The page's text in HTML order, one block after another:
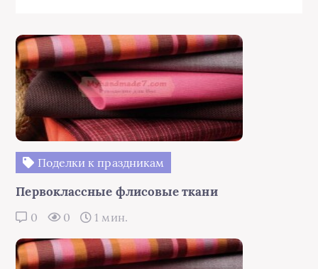
Поделки к праздникам
Первоклассные флисовые ткани
0 0 1 мин.